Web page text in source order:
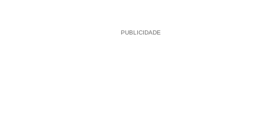
PUBLICIDADE